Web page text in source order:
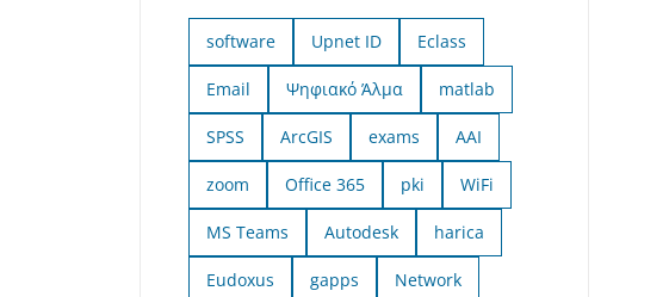
software Upnet ID Eclass
Email Ψηφιακό Άλμα matlab
SPSS ArcGIS exams AAI
zoom Office 365 pki WiFi
MS Teams Autodesk harica
Eudoxus gapps Network